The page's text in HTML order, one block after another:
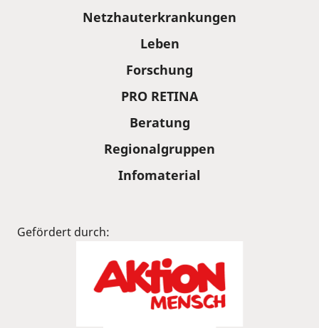
Netzhauterkrankungen
Leben
Forschung
PRO RETINA
Beratung
Regionalgruppen
Infomaterial
Gefördert durch: